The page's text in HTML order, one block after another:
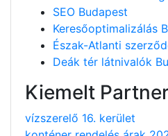
SEO Budapest
Keresőoptimalizálás
Észak-Atlanti
Deák tér látnivalók
Kiemelt
vízszerelő 16. kerület